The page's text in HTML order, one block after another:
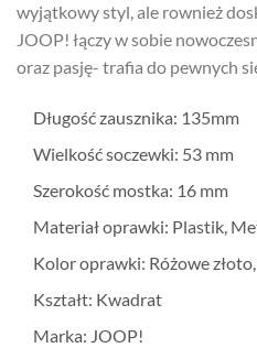
wyjątkowy styl, ale rownież
JOOP! łączy w sobie
oraz pasję- trafia do pewnych
Długość zausznika: 135mm
Wielkość soczewki: 53 mm
Szerokość mostka: 16 mm
Materiał oprawki: Plastik,
Kolor oprawki: Różowe
Kształt: Kwadrat
Marka: JOOP!